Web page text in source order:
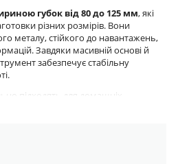
губок від 80 до 125 мм, які
різних розмірів. Вони
металу, стійкого до навантажень,
Завдяки масивній основі й
забезпечує стабільну
підходять для домашніх
Професійні моделі
для СТО, майстерень,